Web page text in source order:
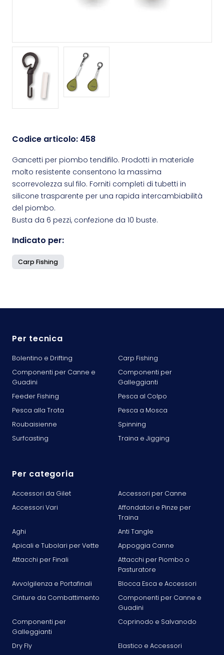
Codice articolo: 458
Gancetti per piombo tendifilo. Prodotti in materiale
molto resistente consentono la massima
scorrevolezza sul filo. Forniti completi di tubetti in
silicone trasparente per una rapida intercambiabilità
del piombo.
Busta da 6 pezzi, confezione da 10 buste.
Indicato per:
Carp Fishing
Per tecnica
Bolentino e Drifting
Carp Fishing
Componenti per Canne e
Guadini
Componenti per
Galleggianti
Feeder Fishing
Pesca al Colpo
Pesca alla Trota
Pesca a Mosca
Roubaisienne
Spinning
Surfcasting
Traina e Jigging
Per categoria
Accessori da Gilet
Accessori per Canne
Accessori Vari
Affondatori e Pinze per
Traina
Aghi
Anti Tangle
Apicali e Tubolari per Vette
Appoggia Canne
Attacchi per Finali
Attacchi per Piombo o
Pasturatore
Avvolgilenza e Portafinali
Blocca Esca e Accessori
Cinture da Combattimento
Componenti per Canne e
Guadini
Componenti per
Galleggianti
Coprinodo e Salvanodo
Dry Fly
Elastico e Accessori